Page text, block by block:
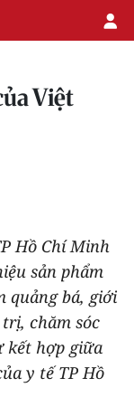
Việt
Hồ Chí Minh
sản phẩm
quảng bá, giới
chăm sóc
kết hợp giữa
y tế TP Hồ